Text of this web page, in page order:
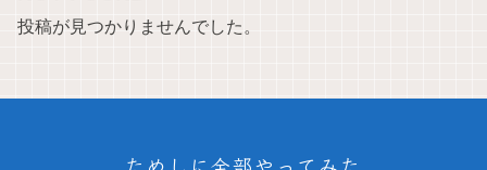
投稿が見つかりませんでした。